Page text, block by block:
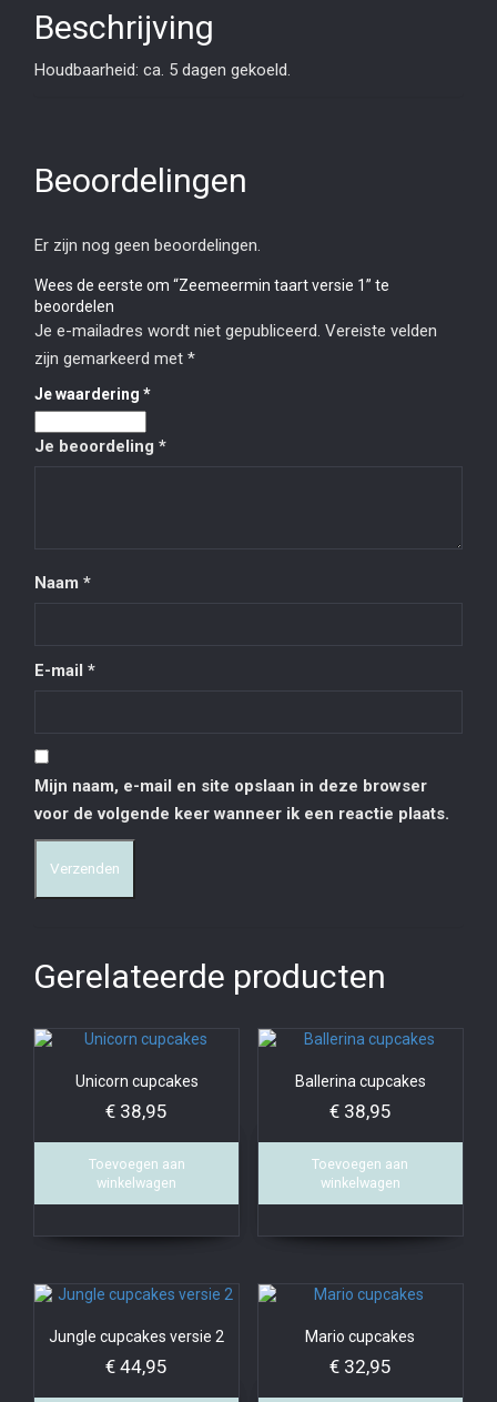
Beschrijving
Houdbaarheid: ca. 5 dagen gekoeld.
Beoordelingen
Er zijn nog geen beoordelingen.
Wees de eerste om “Zeemeermin taart versie 1” te
beoordelen
Je e-mailadres wordt niet gepubliceerd. Vereiste velden
zijn gemarkeerd met *
Je waardering *
Je beoordeling *
Naam *
E-mail *
Mijn naam, e-mail en site opslaan in deze browser
voor de volgende keer wanneer ik een reactie plaats.
Gerelateerde producten
Unicorn cupcakes
€ 38,95
Toevoegen aan
winkelwagen
Ballerina cupcakes
€38,95
Toevoegen aan
winkelwagen
Jungle cupcakes versie 2
€ 44,95
Mario cupcakes
€32,95